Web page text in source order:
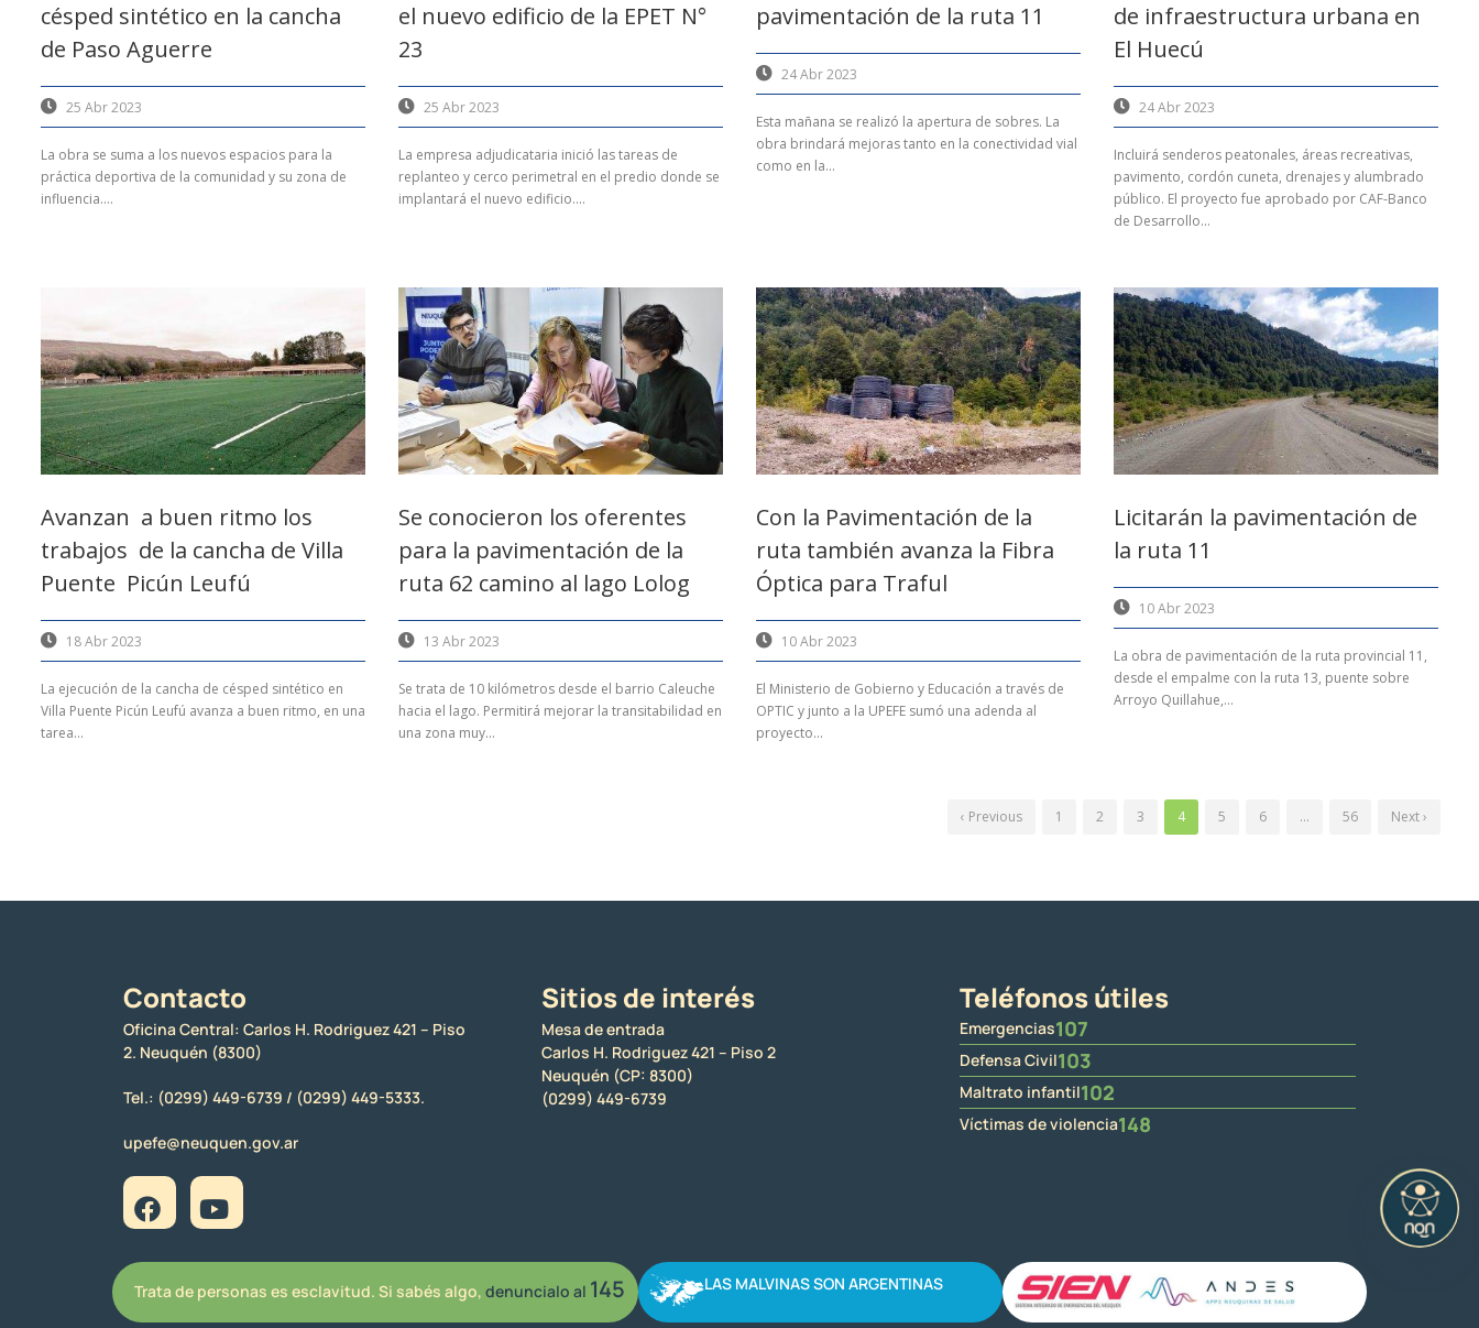
césped sintético en la cancha
de Paso Aguerre
25 Abr 2023
La obra se suma a los nuevos espacios para la
práctica deportiva de la comunidad y su zona de
influencia....
el nuevo edificio de la EPET N°
23
25 Abr 2023
La empresa adjudicataria inició las tareas de
replanteo y cerco perimetral en el predio donde se
implantará el nuevo edificio....
pavimentación de la ruta 11
24 Abr 2023
Esta mañana se realizó la apertura de sobres. La
obra brindará mejoras tanto en la conectividad vial
como en la...
de infraestructura urbana en
El Huecú
24 Abr 2023
Incluirá senderos peatonales, áreas recreativas,
pavimento, cordón cuneta, drenajes y alumbrado
público. El proyecto fue aprobado por CAF-Banco
de Desarrollo...
Avanzan a buen ritmo los
trabajos de la cancha de Villa
Puente Picún Leufú
18 Abr 2023
La ejecución de la cancha de césped sintético en
Villa Puente Picún Leufú avanza a buen ritmo, en una
tarea...
Se conocieron los oferentes
para la pavimentación de la
ruta 62 camino al lago Lolog
13 Abr 2023
Se trata de 10 kilómetros desde el barrio Caleuche
hacia el lago. Permitirá mejorar la transitabilidad en
una zona muy...
Con la Pavimentación de la
ruta también avanza la Fibra
Óptica para Traful
10 Abr 2023
El Ministerio de Gobierno y Educación a través de
OPTIC y junto a la UPEFE sumó una adenda al
proyecto...
Licitarán la pavimentación de
la ruta 11
10 Abr 2023
La obra de pavimentación de la ruta provincial 11,
desde el empalme con la ruta 13, puente sobre
Arroyo Quillahue,...
‹ Previous 1 2 3 4 5 6 … 56 Next ›
Contacto
Oficina Central: Carlos H. Rodriguez 421 – Piso
2. Neuquén (8300)
Tel.: (0299) 449-6739 / (0299) 449-5333.
upefe@neuquen.gov.ar
Sitios de interés
Mesa de entrada
Carlos H. Rodriguez 421 – Piso 2
Neuquén (CP: 8300)
(0299) 449-6739
Teléfonos útiles
Emergencias107
Defensa Civil103
Maltrato infantil102
Víctimas de violencia148
Trata de personas es esclavitud. Si sabés algo, denuncialo al 145 LAS MALVINAS SON ARGENTINAS